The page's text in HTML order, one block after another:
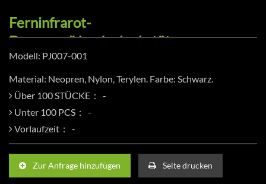
Ferninfrarot-
Daumen-/Handgelenkstütze
Modell: PJ007-001
Material: Neopren, Nylon, Terylen. Farbe: Schwarz.
Über 100 STÜCKE：
Unter 100 PCS：
Vorlaufzeit：
Zur Anfrage hinzufügen Seite drucken